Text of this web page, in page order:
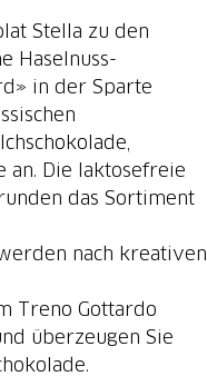
Stella zu den
Haselnuss-
in der Sparte
an. Die laktosefreie
das Sortiment
nach kreativen
Treno Gottardo
überzeugen Sie